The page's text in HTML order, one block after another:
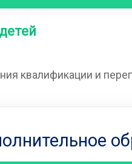
квалификации и